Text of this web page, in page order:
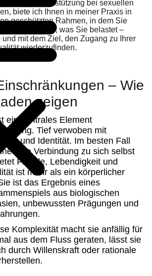
in Köln Unterstützung bei sexuellen
biete ich Ihnen in meiner Praxis in
geschützten Rahmen, in dem Sie
können, was Sie belastet –
mit dem Ziel, den Zugang zu Ihrer
wiederzufinden.
– Wie
zeigen
ein zentrales Element
Tief verwoben mit
und Identität. Im besten Fall
tiefe Verbindung zu sich selbst
Freude, Lebendigkeit und
ist mehr als ein körperlicher
ist das Ergebnis eines
aus biologischen
unbewussten Prägungen und
Komplexität macht sie anfällig für
aus dem Fluss geraten, lässt sie
durch Willenskraft oder rationale